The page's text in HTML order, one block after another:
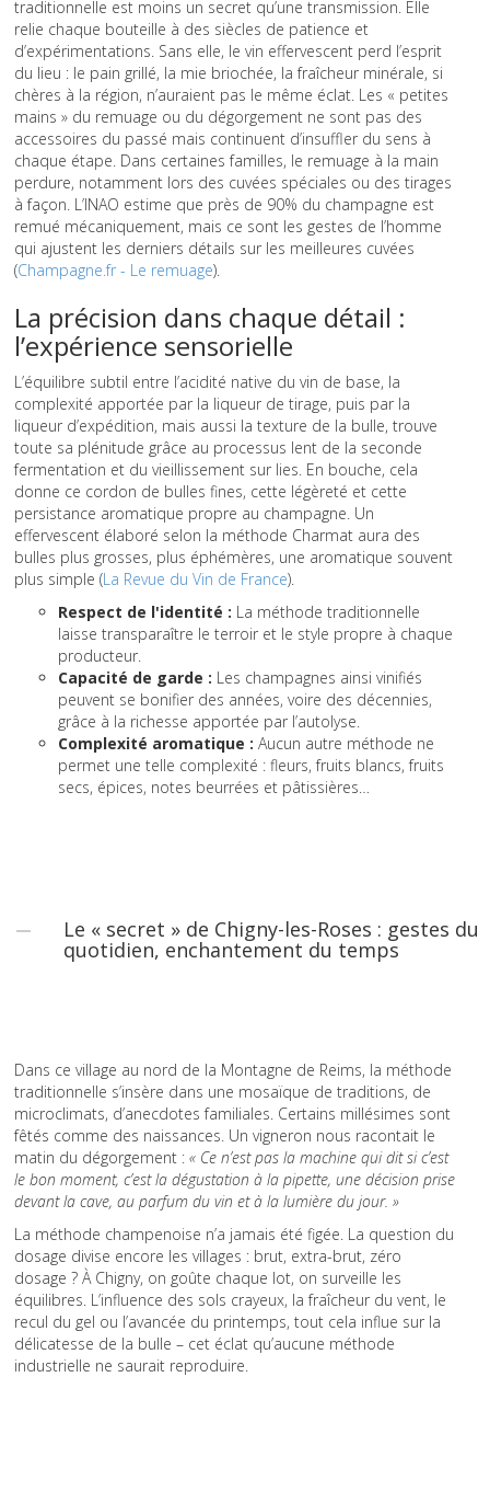
traditionnelle est moins un secret qu’une transmission. Elle
relie chaque bouteille à des siècles de patience et
d’expérimentations. Sans elle, le vin effervescent perd l’esprit
du lieu : le pain grillé, la mie briochée, la fraîcheur minérale, si
chères à la région, n’auraient pas le même éclat. Les « petites
mains » du remuage ou du dégorgement ne sont pas des
accessoires du passé mais continuent d’insuffler du sens à
chaque étape. Dans certaines familles, le remuage à la main
perdure, notamment lors des cuvées spéciales ou des tirages
à façon. L’INAO estime que près de 90% du champagne est
remué mécaniquement, mais ce sont les gestes de l’homme
qui ajustent les derniers détails sur les meilleures cuvées
(Champagne.fr - Le remuage).
La précision dans chaque détail :
l’expérience sensorielle
L’équilibre subtil entre l’acidité native du vin de base, la
complexité apportée par la liqueur de tirage, puis par la
liqueur d’expédition, mais aussi la texture de la bulle, trouve
toute sa plénitude grâce au processus lent de la seconde
fermentation et du vieillissement sur lies. En bouche, cela
donne ce cordon de bulles fines, cette légèreté et cette
persistance aromatique propre au champagne. Un
effervescent élaboré selon la méthode Charmat aura des
bulles plus grosses, plus éphémères, une aromatique souvent
plus simple (La Revue du Vin de France).
Respect de l'identité : La méthode traditionnelle
laisse transparaître le terroir et le style propre à chaque
producteur.
Capacité de garde : Les champagnes ainsi vinifiés
peuvent se bonifier des années, voire des décennies,
grâce à la richesse apportée par l’autolyse.
Complexité aromatique : Aucun autre méthode ne
permet une telle complexité : fleurs, fruits blancs, fruits
secs, épices, notes beurrées et pâtissières…
Le « secret » de Chigny-les-Roses : gestes du
quotidien, enchantement du temps
Dans ce village au nord de la Montagne de Reims, la méthode
traditionnelle s’insère dans une mosaïque de traditions, de
microclimats, d’anecdotes familiales. Certains millésimes sont
fêtés comme des naissances. Un vigneron nous racontait le
matin du dégorgement : « Ce n’est pas la machine qui dit si c’est
le bon moment, c’est la dégustation à la pipette, une décision prise
devant la cave, au parfum du vin et à la lumière du jour. »
La méthode champenoise n’a jamais été figée. La question du
dosage divise encore les villages : brut, extra-brut, zéro
dosage ? À Chigny, on goûte chaque lot, on surveille les
équilibres. L’influence des sols crayeux, la fraîcheur du vent, le
recul du gel ou l’avancée du printemps, tout cela influe sur la
délicatesse de la bulle – cet éclat qu’aucune méthode
industrielle ne saurait reproduire.